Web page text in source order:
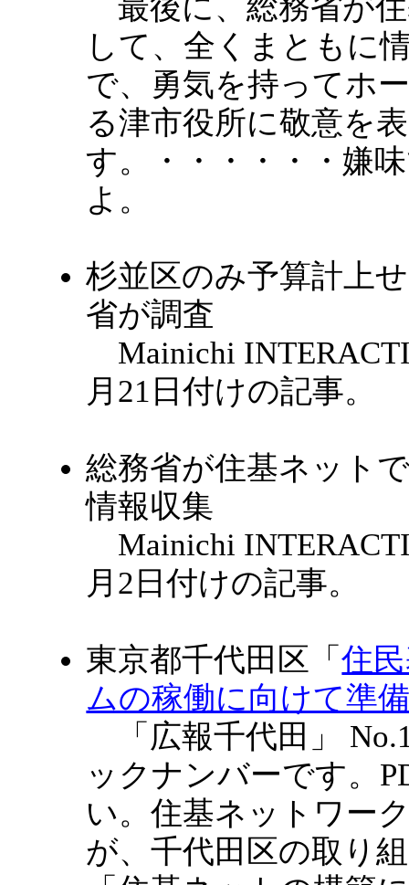
最後に、総務省が
して、全くまともに
で、勇気を持ってホ
る津市役所に敬意を
す。・・・・・・嫌
よ。
杉並区のみ予算計上
省が調査
Mainichi
月21日付けの記事。
総務省が住基ネット
情報収集
Mainichi
月2日付けの記事。
東京都千代田区「住
ムの稼働に向けて準
「広報千代田」
ックナンバーです。
い。住基ネットワー
が、千代田区の取り